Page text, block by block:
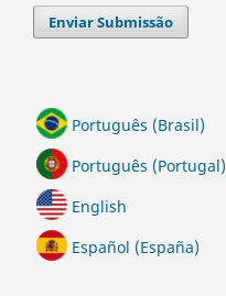
Enviar Submissão
Português (Brasil)
Português (Portugal)
English
Español (España)